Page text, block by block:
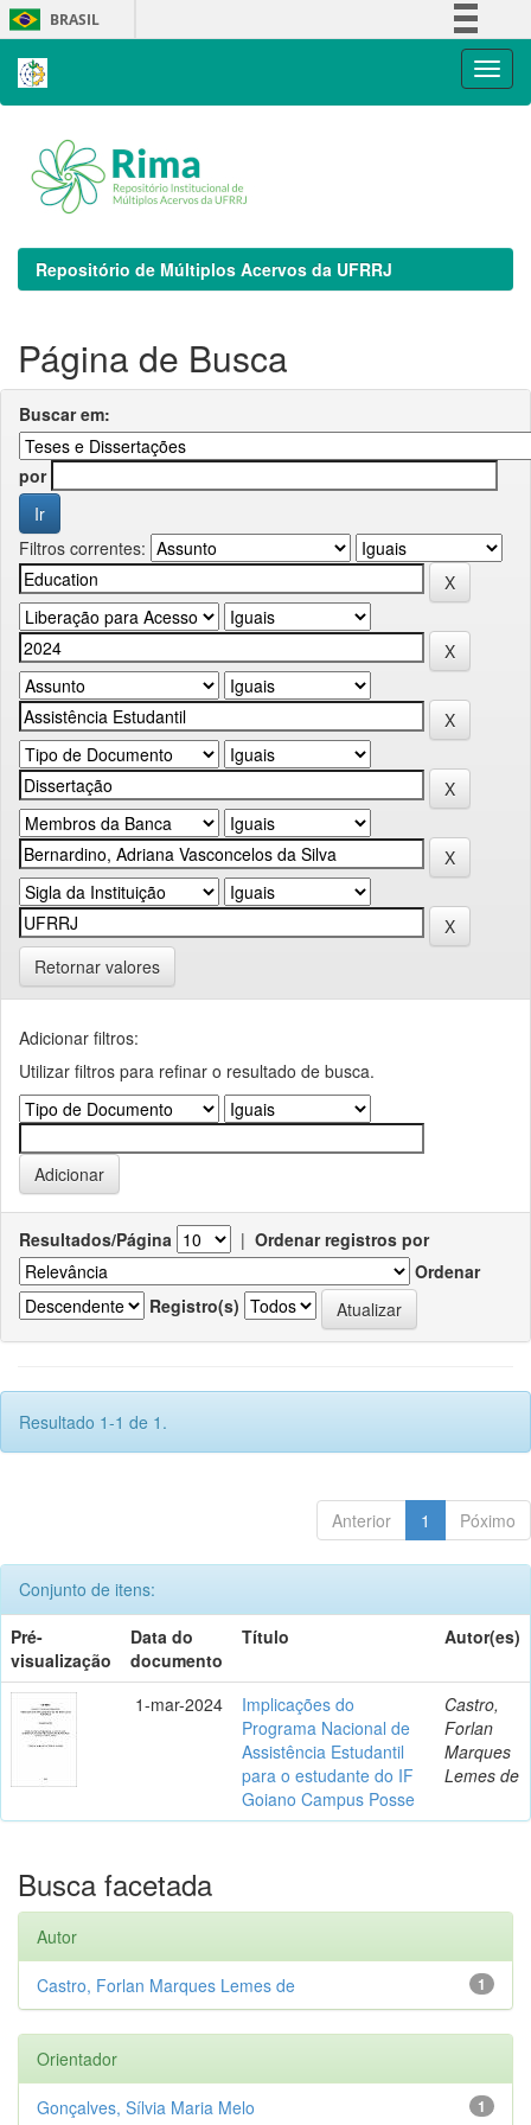
Skip
navigation
BRASIL
Repositório de Múltiplos Acervos da UFRRJ
Página de Busca
Buscar em:
por
Filtros correntes:
Retornar valores
Adicionar filtros:
Utilizar filtros para refinar o resultado de busca.
Resultados/Página | Ordenar registros por
Ordenar
Registro(s)
Resultado 1-1 de 1.
Anterior 1 Póximo
Conjunto de itens:
Pré-
visualização
Data do
documento
Título Autor(es)
1-mar-2024
Implicações do
Programa Nacional de
Assistência Estudantil
para o estudante do IF
Goiano Campus Posse
Castro,
Forlan
Marques
Lemes de
Busca facetada
Autor
1
Castro, Forlan Marques Lemes de
Orientador
1
Gonçalves, Sílvia Maria Melo